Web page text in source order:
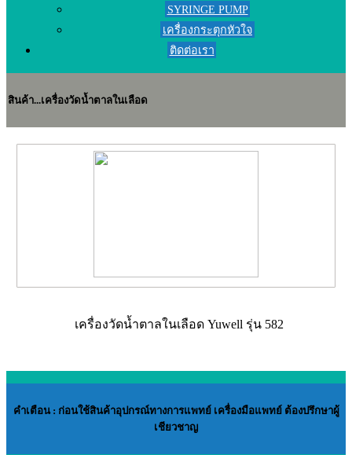
SYRINGE PUMP
เครื่องกระตุกหัวใจ
ติดต่อเรา
สินค้า...เครื่องวัดน้ำตาลในเลือด
เครื่องวัดน้ำตาลในเลือด Yuwell รุ่น 582
คำเตือน: ก่อนใช้สินค้าอุปกรณ์ทางการแพทย์ เครื่องมือแพทย์ ต้องปรึกษาผู้
เชียวชาญ